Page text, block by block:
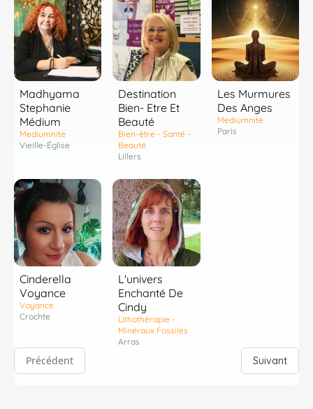
Madhyama
Stephanie
Médium
Mediumnité
Vieille-Église
Destination
Bien- Etre Et
Beauté
Bien-être - Santé -
Beauté
Lillers
Les Murmures
Des Anges
Mediumnité
Paris
Cinderella
Voyance
Voyance
Crochte
L'univers
Enchanté De
Cindy
Lithothérapie -
Minéraux Fossiles
Arras
Précédent Suivant